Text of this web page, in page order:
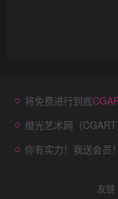
将免费进行到底
橙光艺术网（
你有实力！我送会员
友链